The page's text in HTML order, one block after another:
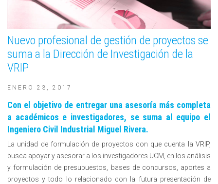
Nuevo profesional de gestión de proyectos se
suma a la Dirección de Investigación de la
VRIP
ENERO 23, 2017
Con el objetivo de entregar una asesoría más completa
a académicos e investigadores, se suma al equipo el
Ingeniero Civil Industrial Miguel Rivera.
La unidad de formulación de proyectos con que cuenta la VRIP,
busca apoyar y asesorar a los investigadores UCM, en los análisis
y formulación de presupuestos, bases de concursos, aportes a
proyectos y todo lo relacionado con la futura presentación de